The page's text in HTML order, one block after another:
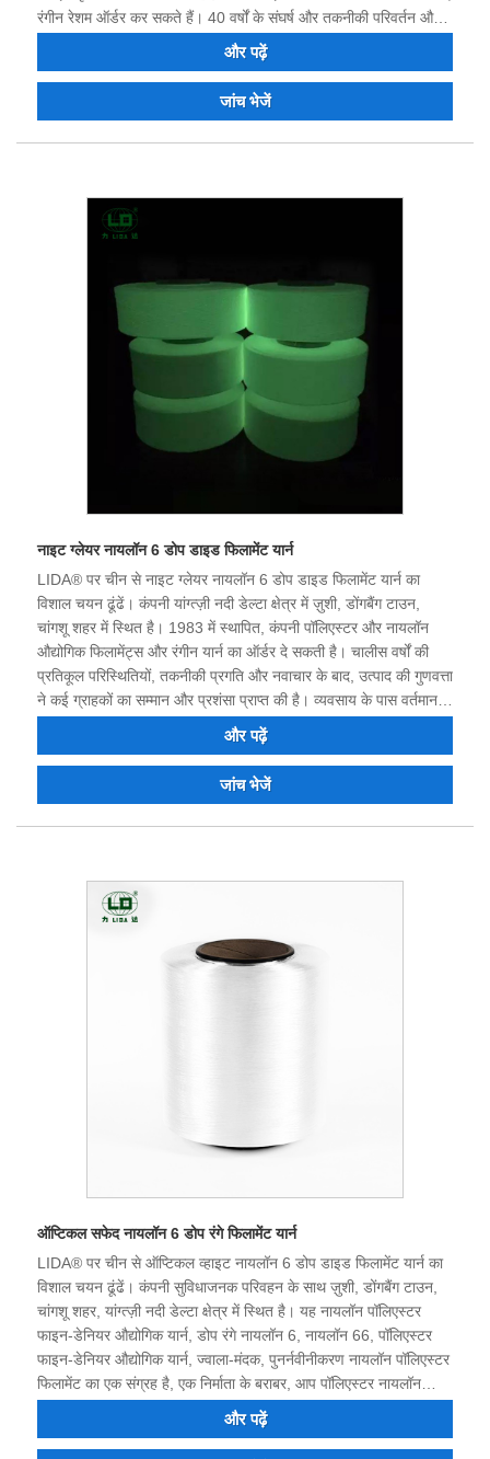
रंगीन रेशम ऑर्डर कर सकते हैं। 40 वर्षों के संघर्ष और तकनीकी परिवर्तन और
नवाचार के बाद, उत्पाद की गुणवत्ता ने कई ग्राहकों का विश्वास और प्रशंसा
जीती है। हमारा मानना ​​है कि हम भविष्य में जीत-जीत की स्थिति के लिए आपके
साथ सहयोग कर सकते हैं, और हम चीन में आपके दीर्घकालिक भागीदार बनने के
और पढ़ें
जांच भेजें
नाइट ग्लेयर नायलॉन 6 डोप डाइड फिलामेंट यार्न
LIDA® पर चीन से नाइट ग्लेयर नायलॉन 6 डोप डाइड फिलामेंट यार्न का
विशाल चयन ढूंढें। कंपनी यांग्त्ज़ी नदी डेल्टा क्षेत्र में ज़ुशी, डोंगबैंग टाउन,
चांगशू शहर में स्थित है। 1983 में स्थापित, कंपनी पॉलिएस्टर और नायलॉन
औद्योगिक फिलामेंट्स और रंगीन यार्न का ऑर्डर दे सकती है। चालीस वर्षों की
प्रतिकूल परिस्थितियों, तकनीकी प्रगति और नवाचार के बाद, उत्पाद की गुणवत्ता
ने कई ग्राहकों का सम्मान और प्रशंसा प्राप्त की है। व्यवसाय के पास वर्तमान में
एक मजबूत तकनीकी कार्यबल, प्रथम श्रेणी के उपकरण, परीक्षण उपकरणों का
एक पूरा सेट, लगातार उच्च गुणवत्ता वाले उत्पाद, एक ठोस प्रतिष्ठा और आयात
और निर्यात करने की क्षमता है। हमारा मानना ​​है कि हम भविष्य में जीत-जीत की
स्थिति के लिए आपके साथ सहयोग कर सकते हैं, और हम चीन में आपके
और पढ़ें
जांच भेजें
ऑप्टिकल सफेद नायलॉन 6 डोप रंगे फिलामेंट यार्न
LIDA® पर चीन से ऑप्टिकल व्हाइट नायलॉन 6 डोप डाइड फिलामेंट यार्न का
विशाल चयन ढूंढें। कंपनी सुविधाजनक परिवहन के साथ ज़ुशी, डोंगबैंग टाउन,
चांगशू शहर, यांग्त्ज़ी नदी डेल्टा क्षेत्र में स्थित है। यह नायलॉन पॉलिएस्टर
फाइन-डेनियर औद्योगिक यार्न, डोप रंगे नायलॉन 6, नायलॉन 66, पॉलिएस्टर
फाइन-डेनियर औद्योगिक यार्न, ज्वाला-मंदक, पुनर्नवीनीकरण नायलॉन पॉलिएस्टर
फिलामेंट का एक संग्रह है, एक निर्माता के बराबर, आप पॉलिएस्टर नायलॉन
औद्योगिक फिलामेंट्स और रंगीन ऑर्डर कर सकते हैं सूत. अब कंपनी के पास
मजबूत तकनीकी शक्ति, उत्कृष्ट उपकरण, पूर्ण परीक्षण उपकरण, स्थिर उत्पाद
और पढ़ें